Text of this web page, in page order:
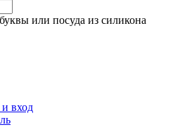
или посуда из силикона
и вход